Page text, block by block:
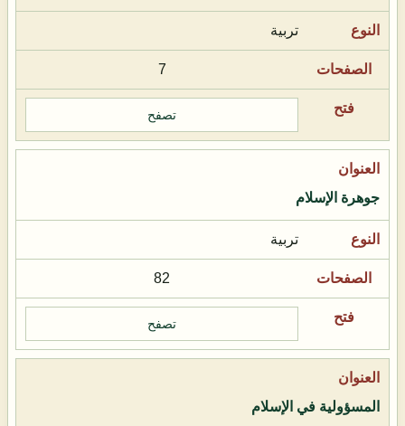
تربية
7
تصفح
جوهرة الإسلام
تربية
82
تصفح
المسؤولية في الإسلام